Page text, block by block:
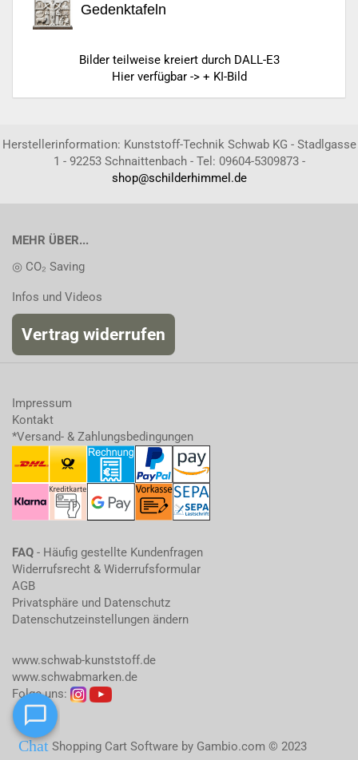
Gedenktafeln
Bilder teilweise kreiert durch DALL-E3
Hier verfügbar -> + KI-Bild
Herstellerinformation: Kunststoff-Technik Schwab KG - Stadlgasse
1 - 92253 Schnaittenbach - Tel: 09604-5309873 -
shop@schilderhimmel.de
MEHR ÜBER...
◎ CO₂ Saving
Infos und Videos
Vertrag widerrufen
Impressum
Kontakt
*Versand- & Zahlungsbedingungen
FAQ - Häufig gestellte Kundenfragen
Widerrufsrecht & Widerrufsformular
AGB
Privatsphäre und Datenschutz
Datenschutzeinstellungen ändern
www.schwab-kunststoff.de
www.schwabmarken.de
Folge uns:
Shopping Cart Softwareby Gambio.com © 2023